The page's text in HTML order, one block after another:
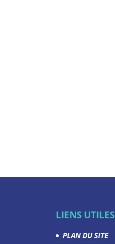
LIENS UTILES
PLAN DU SITE